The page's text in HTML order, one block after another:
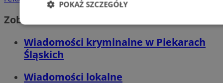
Zobacz również
Wiadomości kryminalne w Piekarach
Śląskich
Wiadomości lokalne
POKAŻ SZCZEGÓŁY
Niezbędne Wydajność Targetowanie